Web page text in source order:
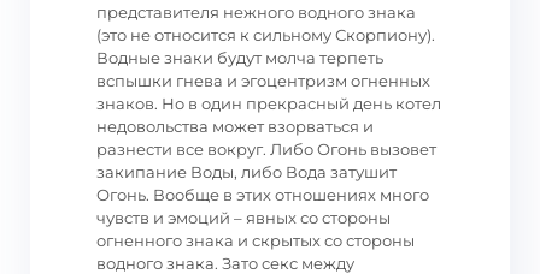
представителя нежного водного знака
(это не относится к сильному Скорпиону).
Водные знаки будут молча терпеть
вспышки гнева и эгоцентризм огненных
знаков. Но в один прекрасный день котел
недовольства может взорваться и
разнести все вокруг. Либо Огонь вызовет
закипание Воды, либо Вода затушит
Огонь. Вообще в этих отношениях много
чувств и эмоций – явных со стороны
огненного знака и скрытых со стороны
водного знака. Зато секс между